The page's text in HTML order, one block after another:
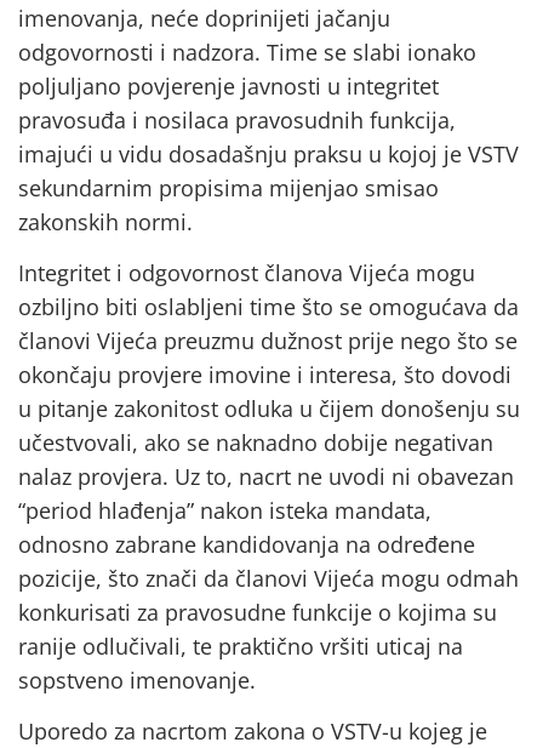
imenovanja, neće doprinijeti jačanju
odgovornosti i nadzora. Time se slabi ionako
poljuljano povjerenje javnosti u integritet
pravosuđa i nosilaca pravosudnih funkcija,
imajući u vidu dosadašnju praksu u kojoj je VSTV
sekundarnim propisima mijenjao smisao
zakonskih normi.
Integritet i odgovornost članova Vijeća mogu
ozbiljno biti oslabljeni time što se omogućava da
članovi Vijeća preuzmu dužnost prije nego što se
okončaju provjere imovine i interesa, što dovodi
u pitanje zakonitost odluka u čijem donošenju su
učestvovali, ako se naknadno dobije negativan
nalaz provjera. Uz to, nacrt ne uvodi ni obavezan
“period hlađenja” nakon isteka mandata,
odnosno zabrane kandidovanja na određene
pozicije, što znači da članovi Vijeća mogu odmah
konkurisati za pravosudne funkcije o kojima su
ranije odlučivali, te praktično vršiti uticaj na
sopstveno imenovanje.
Uporedo za nacrtom zakona o VSTV-u kojeg je